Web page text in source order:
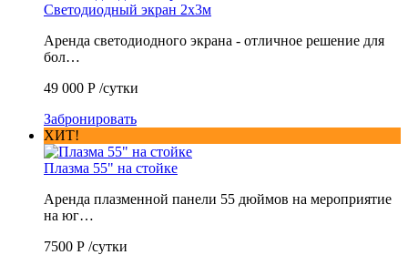
Светодиодный экран 2х3м
Аренда светодиодного экрана - отличное решение для
бол…
49 000 Р /сутки
Забронировать
ХИТ!
Плазма 55" на стойке
Аренда плазменной панели 55 дюймов на мероприятие
на юг…
7500 Р /сутки